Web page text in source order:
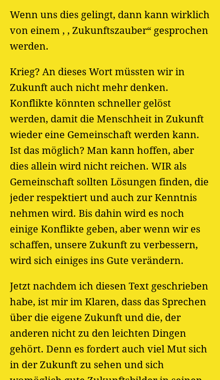
Wenn uns dies gelingt, dann kann wirklich
von einem , , Zukunftszauber“ gesprochen
werden.
Krieg? An dieses Wort müssten wir in
Zukunft auch nicht mehr denken.
Konflikte könnten schneller gelöst
werden, damit die Menschheit in Zukunft
wieder eine Gemeinschaft werden kann.
Ist das möglich? Man kann hoffen, aber
dies allein wird nicht reichen. WIR als
Gemeinschaft sollten Lösungen finden, die
jeder respektiert und auch zur Kenntnis
nehmen wird. Bis dahin wird es noch
einige Konflikte geben, aber wenn wir es
schaffen, unsere Zukunft zu verbessern,
wird sich einiges ins Gute verändern.
Jetzt nachdem ich diesen Text geschrieben
habe, ist mir im Klaren, dass das Sprechen
über die eigene Zukunft und die, der
anderen nicht zu den leichten Dingen
gehört. Denn es fordert auch viel Mut sich
in der Zukunft zu sehen und sich